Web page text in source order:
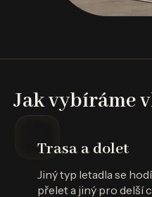
Jak vybíráme
Trasa a dolet
Jiný typ letadla se
přelet a jiný pro delší